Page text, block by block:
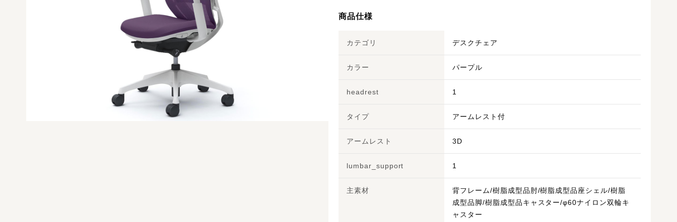
商品仕様
カテゴリ デスクチェア
カラー パープル
headrest 1
タイプ アームレスト付
アームレスト 3D
lumbar_support 1
主素材
背フレーム/樹脂成型品肘/樹脂成型品座シェル/樹脂
成型品脚/樹脂成型品キャスター/φ60ナイロン双輪キ
ャスター